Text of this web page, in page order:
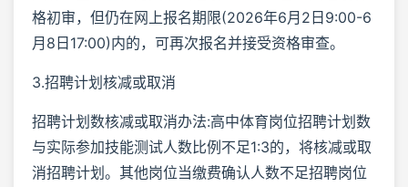
格初审，但仍在网上报名期限(2026年6月2日9:00-6
月8日17:00)内的，可再次报名并接受资格审查。
3.招聘计划核减或取消
招聘计划数核减或取消办法:高中体育岗位招聘计划数
与实际参加技能测试人数比例不足1:3的，将核减或取
消招聘计划。其他岗位当缴费确认人数不足招聘岗位